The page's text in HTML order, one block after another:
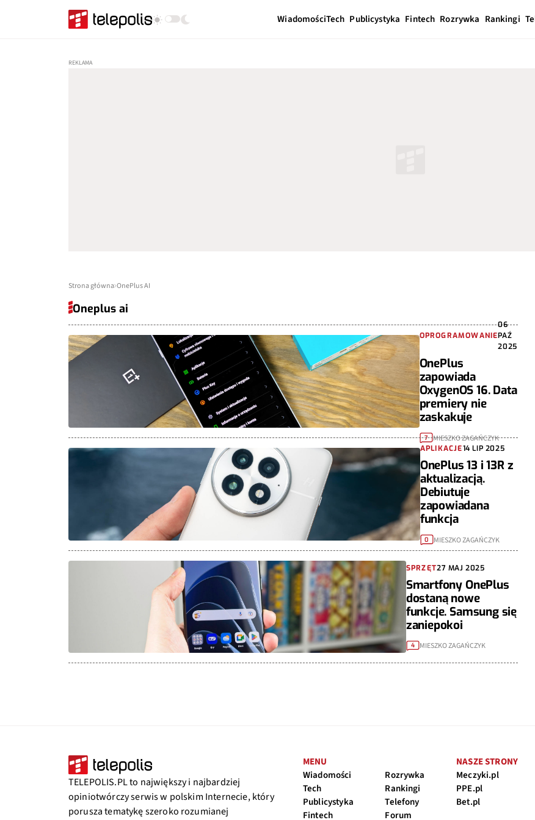
WiadomościTech Publicystyka Fintech Rozrywka Rankingi
Strona główna OnePlus AI
Oneplus ai
OPROGRAMOWANIE
06
PAŹ
2025
OnePlus
zapowiada
OxygenOS 16. Data
premiery nie
zaskakuje
7 MIESZKO ZAGAŃCZYK
APLIKACJE14 LIP 2025
OnePlus 13 i 13R z
aktualizacją.
Debiutuje
zapowiadana
funkcja
0 MIESZKO ZAGAŃCZYK
SPRZĘT27 MAJ 2025
Smartfony OnePlus
dostaną nowe
funkcje. Samsung się
zaniepokoi
4 MIESZKO ZAGAŃCZYK
TELEPOLIS.PL to największy i najbardziej
opiniotwórczy serwis w polskim Internecie, który
porusza tematykę szeroko rozumianej
MENU
Wiadomości
Tech
Publicystyka
Fintech
Rozrywka
Rankingi
Telefony
Forum
NASZE STRONY
Meczyki.pl
PPE.pl
Bet.pl